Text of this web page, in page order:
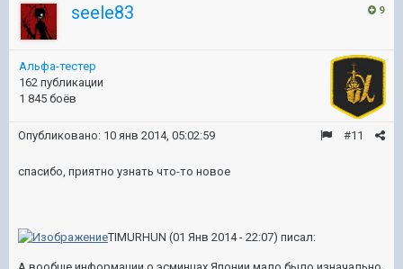
9
seele83
Альфа-тестер
162 публикации
1 845 боёв
#11
Опубликовано: 10 янв 2014, 05:02:59
спасибо, приятно узнать что-то новое
TIMURHUN (01 Янв 2014 - 22:07) писал: